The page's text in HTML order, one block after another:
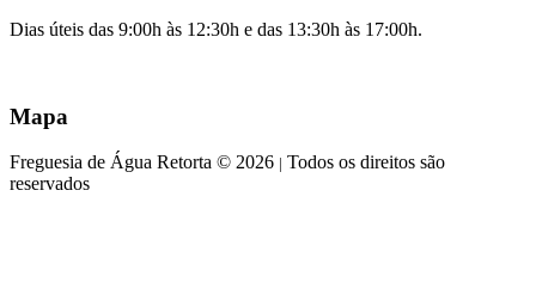
Dias úteis das 9:00h às 12:30h e das 13:30h às 17:00h.
Mapa
Freguesia de Água Retorta © 2026 | Todos os direitos são
reservados